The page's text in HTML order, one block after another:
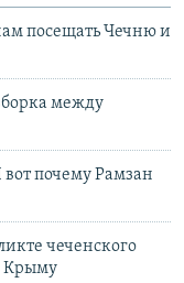
посещать Чечню и
между
вот почему Рамзан
чеченского
Крыму